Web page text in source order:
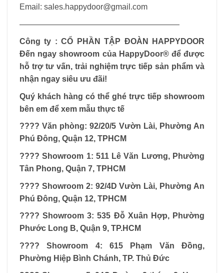
Email: sales.happydoor@gmail.com
————————————————————
Công ty : CỔ PHẦN TẬP ĐOÀN HAPPYDOOR
Đến ngay showroom của HappyDoor® để được
hỗ trợ tư vấn, trải nghiệm trực tiếp sản phẩm và
nhận ngay siêu ưu đãi!
Quý khách hàng có thể ghé trực tiếp showroom
bên em để xem mẫu thực tế
???? Văn phòng: 92/20/5 Vườn Lài, Phường An
Phú Đông, Quận 12, TPHCM
???? Showroom 1: 511 Lê Văn Lương, Phường
Tân Phong, Quận 7, TPHCM
???? Showroom 2: 92/4D Vườn Lài, Phường An
Phú Đông, Quận 12, TPHCM
???? Showroom 3: 535 Đỗ Xuân Hợp, Phường
Phước Long B, Quận 9, TP.HCM
???? Showroom 4: 615 Phạm Văn Đồng,
Phường Hiệp Bình Chánh, TP. Thủ Đức